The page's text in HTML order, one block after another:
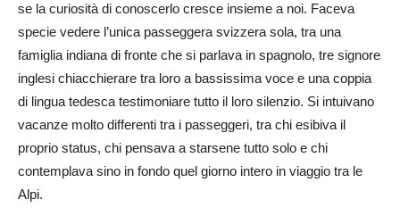
se la curiosità di conoscerlo cresce insieme a noi. Faceva
specie vedere l’unica passeggera svizzera sola, tra una
famiglia indiana di fronte che si parlava in spagnolo, tre signore
inglesi chiacchierare tra loro a bassissima voce e una coppia
di lingua tedesca testimoniare tutto il loro silenzio. Si intuivano
vacanze molto differenti tra i passeggeri, tra chi esibiva il
proprio status, chi pensava a starsene tutto solo e chi
contemplava sino in fondo quel giorno intero in viaggio tra le
Alpi.